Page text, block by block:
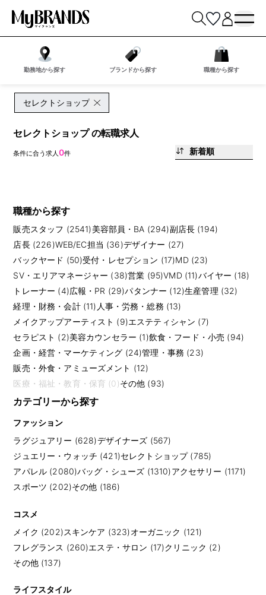
勤務地から探す ブランドから探す 職種から探す
セレクトショップ
セレクトショップ の転職求人
条件に合う求人0件 新着順
職種から探す
販売スタッフ (2541)美容部員・BA (294)副店長 (194)
店長 (226)WEB/EC担当 (36)デザイナー (27)
バックヤード (50)受付・レセプション (17)MD (23)
SV・エリアマネージャー (38)営業 (95)VMD (11)バイヤー (18)
トレーナー (4)広報・PR (29)パタンナー (12)生産管理 (32)
経理・財務・会計 (11) 人事・労務・総務 (13)
メイクアップアーティスト (9)エステティシャン (7)
セラピスト (2)美容カウンセラー (1)飲食・フード・小売 (94)
企画・経営・マーケティング (24)管理・事務 (23)
販売・外食・アミューズメント (12)
医療・福祉・教育・保育 (0)その他 (93)
カテゴリーから探す
ファッション
ラグジュアリー (628)デザイナーズ (567)
ジュエリー・ウォッチ (421)セレクトショップ (785)
アパレル (2080)バッグ・シューズ (1310)アクセサリー (1171)
スポーツ (202)その他 (186)
コスメ
メイク (202)スキンケア (323)オーガニック (121)
フレグランス (260)エステ・サロン (17)クリニック (2)
その他 (137)
ライフスタイル